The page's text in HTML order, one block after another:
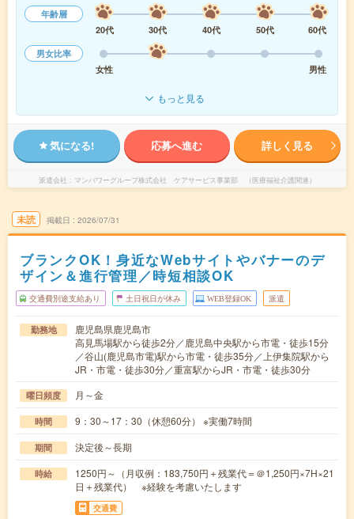
年齢層
20代
30代 40代 50代
60代
男女比率
女性
男性
もっと見る
気になる! 応募へ進む 詳しく見る
派遣会社 マンパワーグループ株式会社 ケアサービス事業部 （医療福祉介護関連）
未読 掲載日 2026/07/31
ブランクOK！身近なWebサイトやバナーのデ
ザイン＆進行管理／時短相談OK
交通費別途支給あり 土日祝日が休み WEB登録OK 派遣
勤務地
鹿児島県鹿児島市
高見馬場駅から徒歩2分／鹿児島中央駅から市電・徒歩15分
／谷山(鹿児島市電)駅から市電・徒歩35分／上伊集院駅から
JR・市電・徒歩30分／重富駅からJR・市電・徒歩30分
曜日頻度 月～金
時間 9：30～17：30（休憩60分） ※実働7時間
期間 決定後～長期
時給
1250円～（月収例：183,750円＋残業代＝＠1,250円×7H×21
日＋残業代） ※経験を考慮いたします
交通費